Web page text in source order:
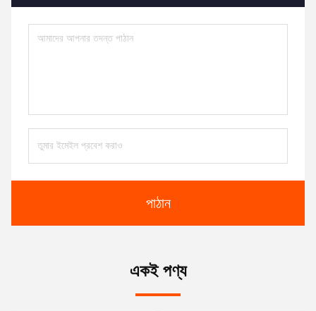
পাঠান
একই পণ্য